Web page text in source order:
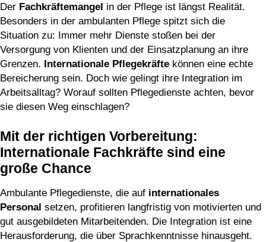
Der Fachkräftemangel in der Pflege ist längst Realität.
Besonders in der ambulanten Pflege spitzt sich die
Situation zu: Immer mehr Dienste stoßen bei der
Versorgung von Klienten und der Einsatzplanung an ihre
Grenzen. Internationale Pflegekräfte können eine echte
Bereicherung sein. Doch wie gelingt ihre Integration im
Arbeitsalltag? Worauf sollten Pflegedienste achten, bevor
sie diesen Weg einschlagen?
Mit der richtigen Vorbereitung:
Internationale Fachkräfte sind eine
große Chance
Ambulante Pflegedienste, die auf internationales
Personal setzen, profitieren langfristig von motivierten und
gut ausgebildeten Mitarbeitenden. Die Integration ist eine
Herausforderung, die über Sprachkenntnisse hinausgeht.